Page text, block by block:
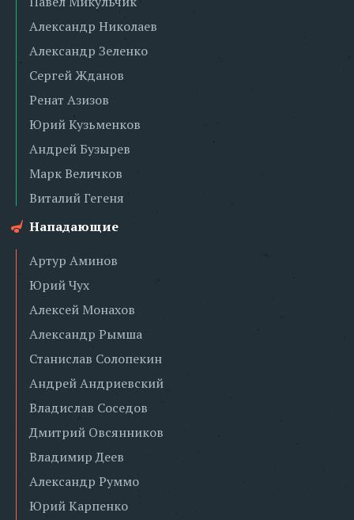
Александр Николаев
Александр Зеленко
Сергей Жданов
Ренат Азизов
Юрий Кузьменков
Андрей Бузырев
Марк Величков
Виталий Гегеня
Нападающие
Артур Аминов
Юрий Чух
Алексей Монахов
Александр Рымша
Станислав Солопекин
Андрей Андриевский
Владислав Соседов
Дмитрий Овсянников
Владимир Деев
Александр Руммо
Юрий Карпенко